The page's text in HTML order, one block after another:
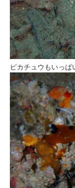
ピカチュウもいっぱ